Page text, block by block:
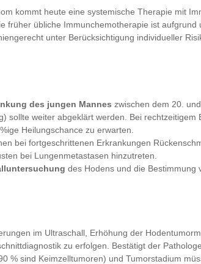
kommt heute eine systemische Therapie mit
früher übliche Immunchemotherapie ist aufgrund
unter Berücksichtigung individueller
des jungen Mannes zwischen dem 20.
sollte weiter abgeklärt werden. Bei rechtzeitigem
Heilungschance zu erwarten.
bei fortgeschrittenen Erkrankungen
bei Lungenmetastasen hinzutreten.
des Hodens und die Bestimmung
im Ultraschall, Erhöhung der
zu erfolgen. Bestätigt der
% sind Keimzelltumoren) und Tumorstadium